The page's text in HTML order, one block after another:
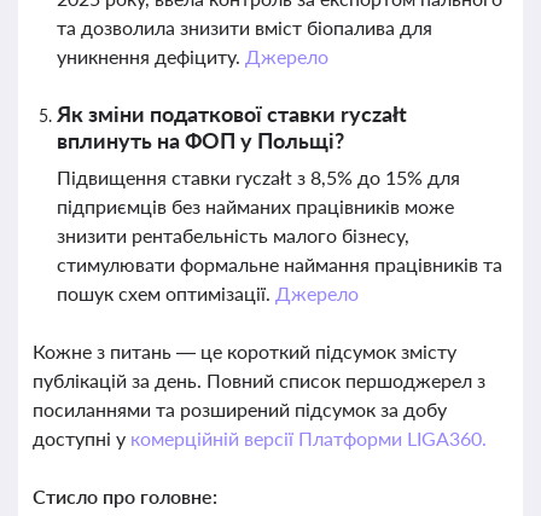
та дозволила знизити вміст біопалива для
уникнення дефіциту. Джерело
Як зміни податкової ставки ryczałt
вплинуть на ФОП у Польщі?
Підвищення ставки ryczałt з 8,5% до 15% для
підприємців без найманих працівників може
знизити рентабельність малого бізнесу,
стимулювати формальне наймання працівників та
пошук схем оптимізації. Джерело
Кожне з питань — це короткий підсумок змісту
публікацій за день. Повний список першоджерел з
посиланнями та розширений підсумок за добу
доступні у комерційній версії Платформи LIGA360.
Стисло про головне: